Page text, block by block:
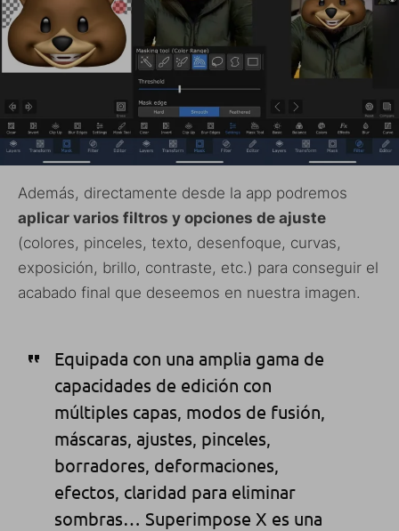
Además, directamente desde la app podremos
aplicar varios filtros y opciones de ajuste
(colores, pinceles, texto, desenfoque, curvas,
exposición, brillo, contraste, etc.) para conseguir el
acabado final que deseemos en nuestra imagen.
Equipada con una amplia gama de
capacidades de edición con
múltiples capas, modos de fusión,
máscaras, ajustes, pinceles,
borradores, deformaciones,
efectos, claridad para eliminar
sombras… Superimpose X es una